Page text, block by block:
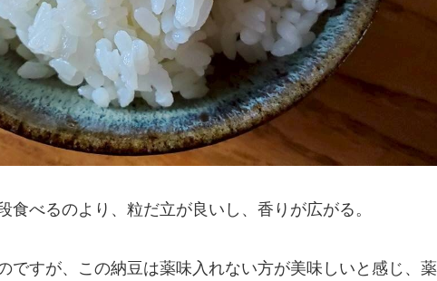
食べるのより、粒だ立が良いし、香りが広がる。
ですが、この納豆は薬味入れない方が美味しいと感じ、